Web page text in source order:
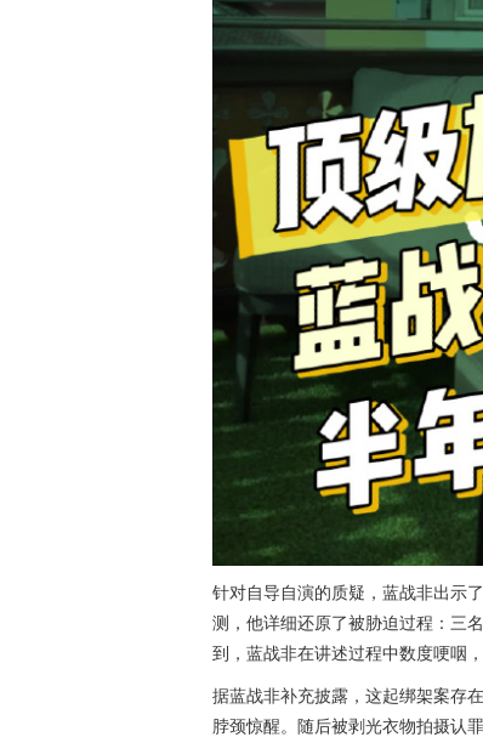
针对自导自演的质疑，蓝战非出示
测，他详细还原了被胁迫过程：三
到，蓝战非在讲述过程中数度哽咽
据蓝战非补充披露，这起绑架案存
脖颈惊醒。随后被剥光衣物拍摄认